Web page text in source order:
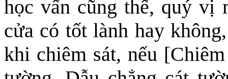
học vấn cũng thế, quý vị
cửa có tốt lành hay
khi chiêm sát, nếu